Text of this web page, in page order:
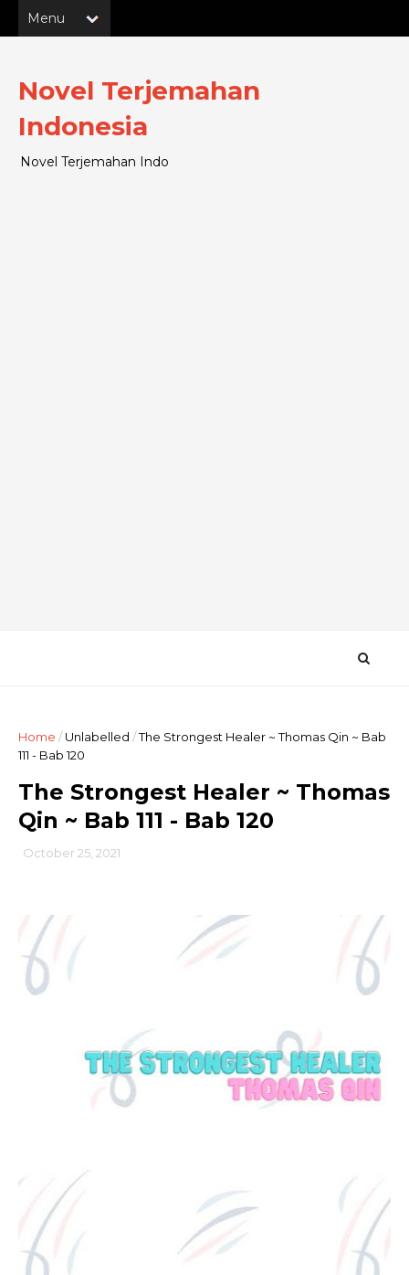
Novel Terjemahan
Indonesia
Novel Terjemahan Indo
Home /Unlabelled /The Strongest Healer ~ Thomas Qin ~ Bab
111 - Bab 120
The Strongest Healer ~ Thomas
Qin ~ Bab 111 - Bab 120
October 25, 2021